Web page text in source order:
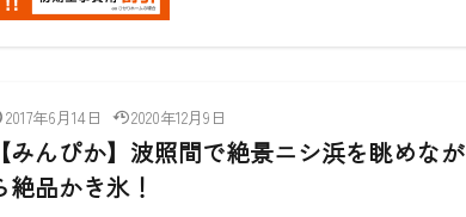
2017年6月14日 2020年12月9日
みんぴか】波照間で絶景ニシ浜を眺めなが
絶品かき氷！